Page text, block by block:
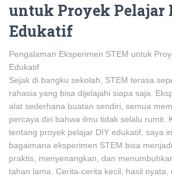
untuk Proyek Pelajar
Edukatif
Pengalaman Eksperimen STEM untuk
Edukatif
Sejak di bangku sekolah, STEM terasa
rahasia yang bisa dijelajahi siapa saja.
alat sederhana buatan sendiri, semua
percaya diri bahwa ilmu tidak selalu rumit.
tentang proyek pelajar DIY edukatif, saya
bagaimana eksperimen STEM bisa
praktis, menyenangkan, dan
tahan lama. Cerita-cerita kecil, hasil nyata,